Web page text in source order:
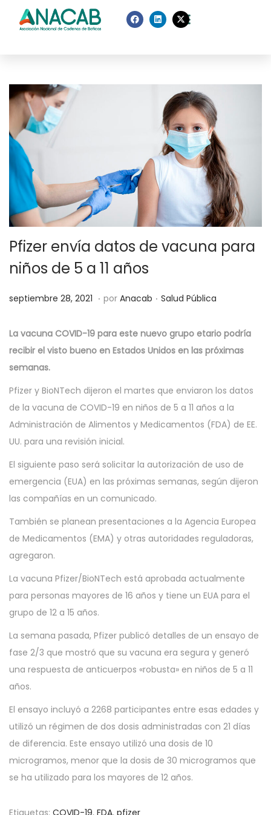
Pfizer envía datos de vacuna para
niños de 5 a 11 años
P
b
l
i
l
septiembre 28, 2021 s
p
t
2
8
,
2
0
. por Anacab . P
b
l
a
n
Salud Pública
La vacuna COVID-19 para este nuevo grupo etario podría
recibir el visto bueno en Estados Unidos en las próximas
semanas.
Pfizer y BioNTech dijeron el martes que enviaron los datos
de la vacuna de COVID-19 en niños de 5 a 11 años a la
Administración de Alimentos y Medicamentos (FDA) de EE.
UU. para una revisión inicial.
El siguiente paso será solicitar la autorización de uso de
emergencia (EUA) en las próximas semanas, según dijeron
las compañías en un comunicado.
También se planean presentaciones a la Agencia Europea
de Medicamentos (EMA) y otras autoridades reguladoras,
agregaron.
La vacuna Pfizer/BioNTech está aprobada actualmente
para personas mayores de 16 años y tiene un EUA para el
grupo de 12 a 15 años.
La semana pasada, Pfizer publicó detalles de un ensayo de
fase 2/3 que mostró que su vacuna era segura y generó
una respuesta de anticuerpos «robusta» en niños de 5 a 11
años.
El ensayo incluyó a 2268 participantes entre esas edades y
utilizó un régimen de dos dosis administradas con 21 días
de diferencia. Este ensayo utilizó una dosis de 10
microgramos, menor que la dosis de 30 microgramos que
se ha utilizado para los mayores de 12 años.